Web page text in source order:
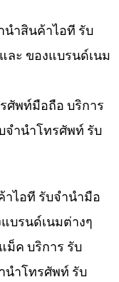
นำสินค้าไอที รับ
ละ ของแบรนด์เนม
ศัพท์มือถือ บริการ
จำนำโทรศัพท์ รับ
ไอที รับจำนำมือ
บรนด์เนมต่างๆ
ม็ค บริการ รับ
นำโทรศัพท์ รับ